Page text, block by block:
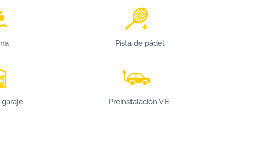
Pista de pádel
Preinstalación V.E.